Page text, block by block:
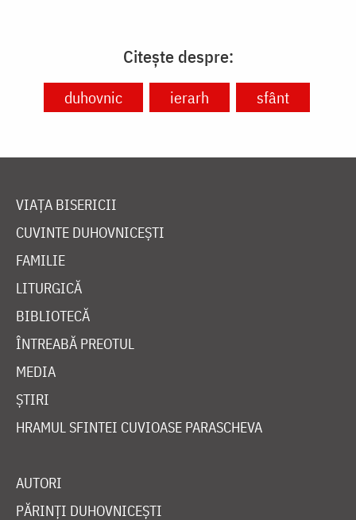
Citește despre:
duhovnic ierarh sfânt
VIAȚA BISERICII
CUVINTE DUHOVNICEȘTI
FAMILIE
LITURGICĂ
BIBLIOTECĂ
ÎNTREABĂ PREOTUL
MEDIA
ȘTIRI
HRAMUL SFINTEI CUVIOASE PARASCHEVA
AUTORI
PĂRINȚI DUHOVNICEȘTI